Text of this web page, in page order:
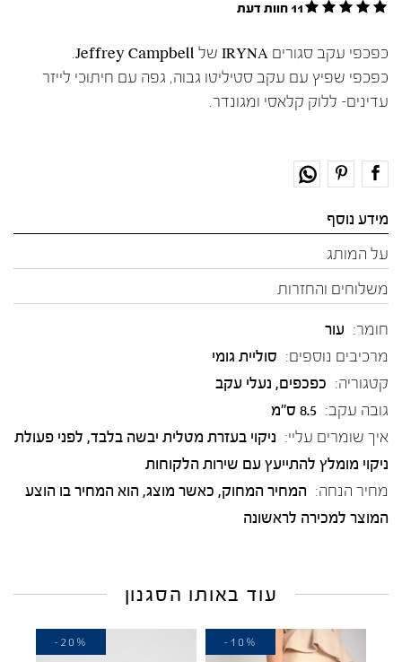
11 חוות דעת
כפכפי עקב סגורים IRYNA של Jeffrey Campbell.
כפכפי שפיץ עם עקב סטיליטו גבוה, גפה עם חיתוכי לייזר
עדינים- ללוק קלאסי ומגונדר.
מידע נוסף
על המותג
משלוחים והחזרות
חומר: עור
מרכיבים נוספים: סוליית גומי
קטגוריה: כפכפים, נעלי עקב
גובה עקב: 8.5 ס"מ
איך שומרים עליי: ניקוי בעזרת מטלית יבשה בלבד, לפני פעולת
ניקוי מומלץ להתייעץ עם שירות הלקוחות
מחיר הנחה: המחיר המחוק, כאשר מוצג, הוא המחיר בו הוצע
המוצר למכירה לראשונה
עוד באותו הסגנון
-10%
-20%